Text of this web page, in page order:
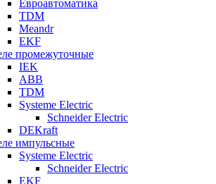
Евроавтоматика
TDM
Meandr
EKF
промежуточные
IEK
ABB
TDM
Systeme Electric
Schneider Electric
DEKraft
импульсные
Systeme Electric
Schneider Electric
EKF